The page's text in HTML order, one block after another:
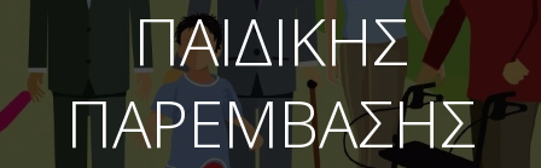
ΠΑΙΔΙΚΗΣ
ΠΑΡΕΜΒΑΣΗΣ